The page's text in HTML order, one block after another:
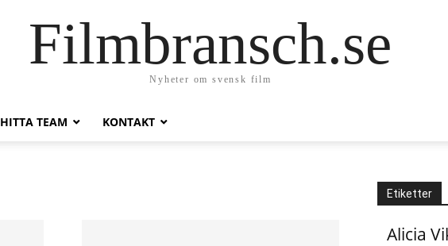
Filmbransch.se
Nyheter om svensk film
HITTA TEAM KONTAKT
Etiketter
Alicia